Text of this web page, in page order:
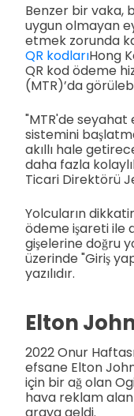
Benzer bir vaka,
uygun olmayan
etmek zorunda
QR kodlarıHong
QR kod ödeme
(MTR)’da
"MTR'de seyahat
sistemini
akıllı hale
daha fazla
Ticari Direktörü
Yolcuların
ödeme işareti ile
gişelerine doğru
üzerinde "Giriş
yazılıdır.
Elton
2022 Onur
efsane Elton
için bir ağ olan
hava reklam